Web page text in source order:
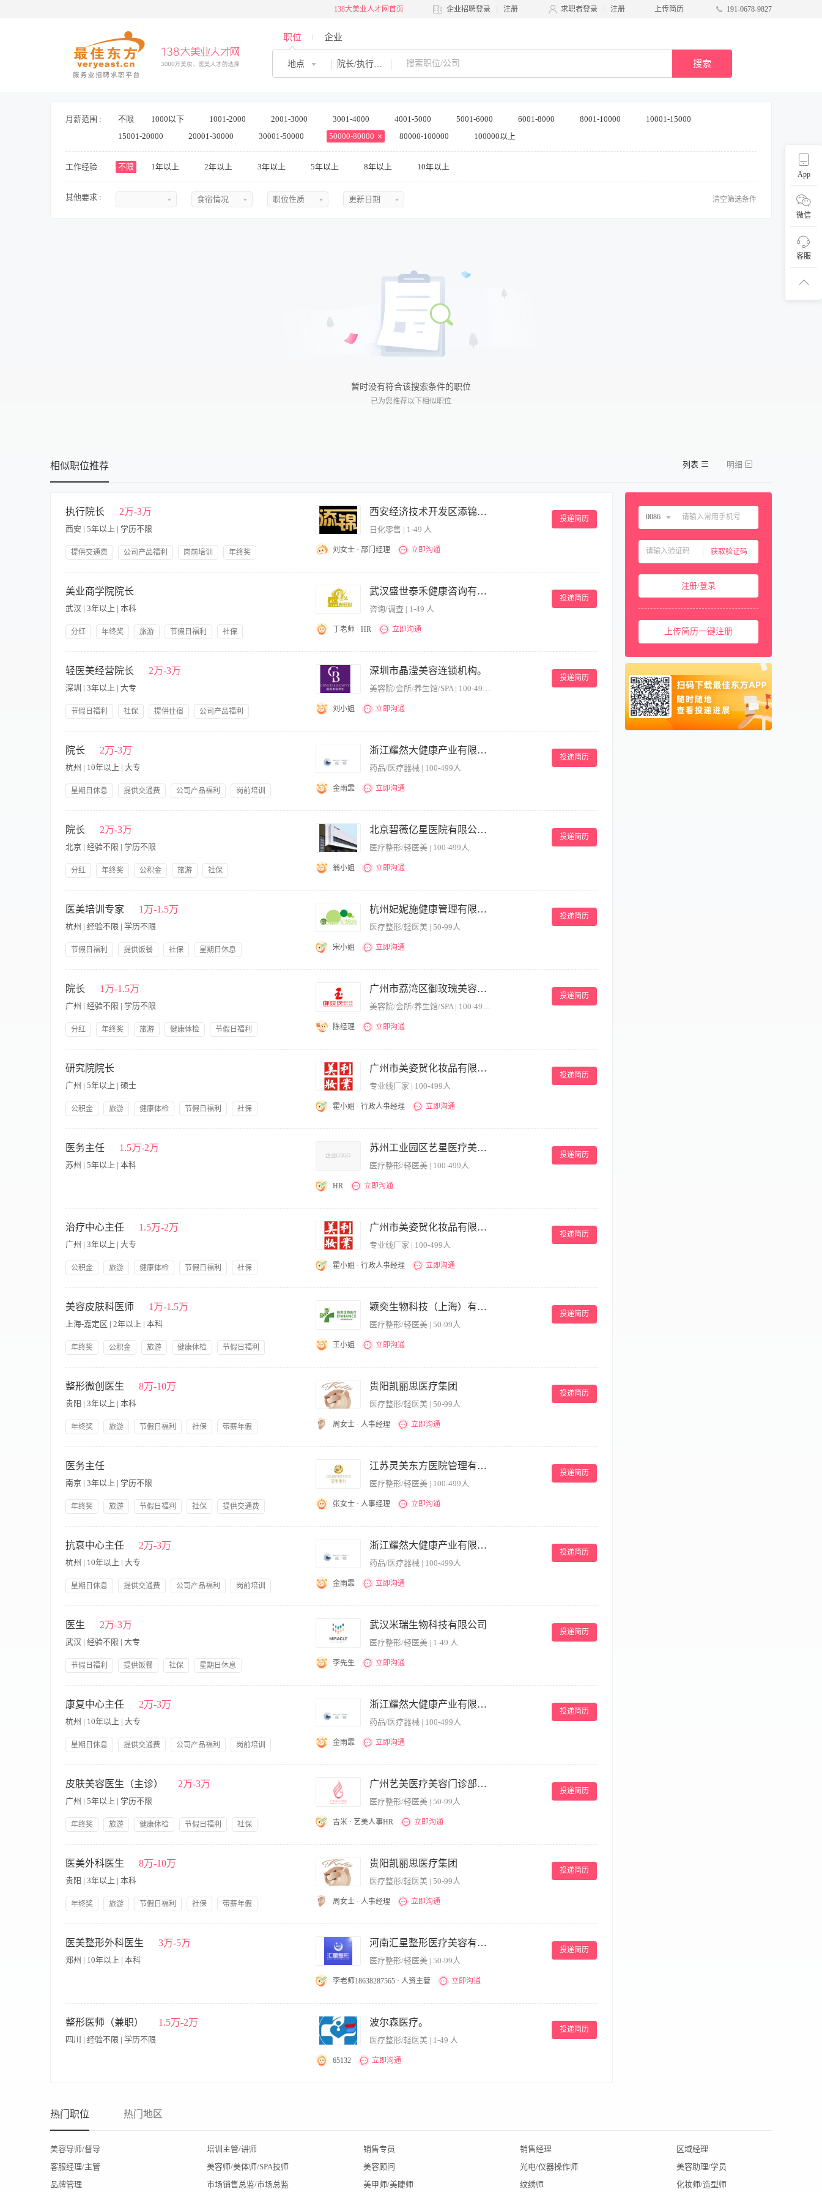
138大美业人才网首页 企业招聘登录 注册 求职者登录 注册 上传简历 191-0678-9827
职位 企业
地点 院长/执行院长 搜索
App
扫码
微信
客服
月薪范围 : 不限 1000以下 1001-2000 2001-3000 3001-4000 4001-5000 5001-6000 6001-8000 8001-10000
10001-15000
15001-20000
20001-30000 30001-50000 50000-80000 80000-100000 100000以上
工作经验 : 不限 1年以上 2年以上 3年以上 5年以上 8年以上 10年以上
其他要求 : 食宿情况 职位性质 更新日期 清空筛选条件
暂时没有符合该搜索条件的职位
已为您推荐以下相似职位
相似职位推荐
执行院长 2万-3万
西安 | 5年以上 | 学历不限
提供交通费 公司产品福利 岗前培训
年终奖
西安经济技术开发区添锦化妆品店.
日化零售 | 1-49 人
投递简历
刘女士 · 部门经理 立即沟通
和管理的任务； 3、具有较强的组织、协调能力、应变能力和学科建设能力，熟悉医疗法律法规； 4、有极强的宏观控制能力、组织协调能力和团队建议能力； 5、
美业商学院院长
武汉 | 3年以上 | 本科
分红 年终奖 旅游 节假日福利
社保
武汉盛世泰禾健康咨询有限公司
咨询/调查 | 1-49 人
投递简历
丁老师 · HR 立即沟通
解，对于美业领域有很深的沉淀，能够完成商学院的内部建设，并且带领商学院的发展不断壮大。
轻医美经营院长 2万-3万
深圳 | 3年以上 | 大专
节假日福利 社保 提供住宿
公司产品福利
深圳市晶滢美容连锁机构。
投递简历
刘小姐 立即沟通
先 2、了解医美/皮肤科/轻医美行业，熟悉光电仪器及微整形项目; 3、具备独立面诊接待顾客的能力，对皮肤项目及微整形项目熟知 5、语言表达能力好，头脑灵活，
处事果断聪颖6具有亲和力和团队精神，有上进心: 1、做好门店日常管理工作; 2、配合公司制定销售计划并辅助门店医护完成销售业绩: 3、协助公司组织员工参加相关
培训，考核: 4、配合区经理完成品项整合，顾客需求分析，制定公司年度运营规划: 5、完成公司交付的其他工作
院长 2万-3万
杭州 | 10年以上 | 大专
星期日休息 提供交通费 公司产品福利
岗前培训
浙江耀然大健康产业有限公司.
药品/医疗器械 | 100-499人
投递简历
金雨霏 立即沟通
础，熟练使用基本办公软件 3.10年以上同行同岗工作经验，无不良从业记录 4.年龄要求45周岁以下
院长 2万-3万
北京 | 经验不限 | 学历不限
分红 年终奖 公积金 旅游
社保
北京碧薇亿星医院有限公司。
医疗整形/轻医美 | 100-499人
投递简历
翁小姐 立即沟通
质量考核标准等各项医疗制度; 督促医疗法规、医疗规范的执行,监督医疗工作的开展; 负责组织临床
医美培训专家 1万-1.5万
杭州 | 经验不限 | 学历不限
节假日福利 提供饭餐 社保
星期日休息
杭州妃妮施健康管理有限公司
医疗整形/轻医美 | 50-99人
投递简历
宋小姐 立即沟通
善、提升。 4、负责对培训老师管理及考核。 5、跟进培训工作效果对培训工作进行改进。 职位要求： 1、要求精通医学美容知识，行业趋势，专业知识强。医美行业
五年以上。 2、能够独立创作美容企业需要的技术工作流程，能够独立编写培训及授课教案。3、热爱美容，形象佳，有丰富的授课及培训经验。 4、具有较好的团队
组织、协调及管理能力。 5、有同职位两年以上的工作经验。
院长 1万-1.5万
广州 | 经验不限 | 学历不限
分红 年终奖 旅游 健康体检
节假日福利
广州市荔湾区御玫瑰美容中心
投递简历
陈经理 立即沟通
研究院院长
广州 | 5年以上 | 硕士
公积金 旅游 健康体检 节假日福利
社保
广州市美姿贺化妆品有限公司
专业线厂家 | 100-499人
投递简历
霍小姐 · 行政人事经理 立即沟通
3、负责收集化妆品及医学方面的研究信息，负责各种科研项目管理； 4、负责研究院各项目过程管理和结题，资源调配，成果规划与管理； 5、负责生物医药类项目
经费管理； 6、负责研究院干细胞项目的建设和维护。 职位要求： 1、有5年以上美容行业运营管理经验； 2、具备良好的沟通能力，能承担公司内外经营和管理的任
务； 3、具有较强的组织、协调能力、应变能力和学科建设能力，熟悉医疗法律法规； 4、有极强的宏观控制能力、组织协调能力和团队建议能力； 5、具有良好的
医务主任 1.5万-2万
苏州 | 5年以上 | 本科
苏州工业园区艺星医疗美容门诊部有限公司
医疗整形/轻医美 | 100-499人
投递简历
HR 立即沟通
态化排查医疗、药品、器械、病历等合规风险，保障机构合法合规经营。 2. 政府对接迎检：独立对接卫健委、市场监管局等上级监管部门，负责日常报备、政策落
地、资料报送，统筹各类例行检查、飞行检查、专项督查的全程迎检、整改及复盘工作，熟练掌握医美监管核查标准。 3. 医疗业务管控：统筹机构医务日常工作，规
范术前评估、术中监督、术后随访、病历归档、耗材器械管理等全诊疗流程，严格审核高风险医美项目方案，严控医疗安全，规范医疗文书管理，杜绝医疗事故与合
规问题。 4. 团队统筹管理：负责医护、医务团队的日常管理、人员调配、绩效考核与梯队搭建，定期开展医疗合规、诊疗规范、风险应急等专项培训，提升团队专业
度与合规意识，规范团队工作秩序。 5. 风险纠纷处理：建立医疗风险预警机制，常态化开展安全排查，独立处理医美医疗投诉与医患纠纷，高效化解矛盾，降低机构
经营及品牌风险。 6. 其他工作：负责机构及医护人员资质备案、年审工作，联动各部门规范业务流程，平衡医疗安全与客户体验，完成上级交办的各项医务专项工
工作经验，熟悉医美机构全套医务运营流程，具备丰富的卫健委对接、官方迎检、合规整改实战经验。 3. 综合能力：具备成熟的团队管理、风险把控、纠纷处理能
力，熟悉医美行业监管政策及法律法规，原则性强、责任心强，具备优秀的统筹协调与问题解决能力。 4. 职业素养：工作严谨细致、执行力强，具备良好的职业操
治疗中心主任 1.5万-2万
广州 | 3年以上 | 大专
公积金 旅游 健康体检 节假日福利
社保
广州市美姿贺化妆品有限公司
专业线厂家 | 100-499人
投递简历
霍小姐 · 行政人事经理 立即沟通
公司的考核和监督，组织实施对所在治疗中心员工的考核和监督，确保中心安全和高效运营； 4.协助医院门诊制定合理的生物医疗流程、医疗安全保障措施，确保治
疗质量符合要求； 5.负责细胞治疗中心的客户关系维护、现有市场合作开发以及市场开发。
美容皮肤科医师 1万-1.5万
上海-嘉定区 | 2年以上 | 本科
年终奖 公积金 旅游 健康体检
节假日福利
颖奕生物科技（上海）有限公司
医疗整形/轻医美 | 50-99人
投递简历
王小姐 立即沟通
知识体系。 2.皮肤科仪器的操作熟练，产品的作用与仪器灵活的使用配合。 3.针剂注射类，如玻尿酸，胶原蛋白，线雕等。 4.医生资格证，执业证，皮肤科专业。
整形微创医生 8万-10万
贵阳 | 3年以上 | 本科
年终奖 旅游 节假日福利 社保
带薪年假
贵阳凯丽思医疗集团
医疗整形/轻医美 | 50-99人
投递简历
周女士 · 人事经理 立即沟通
供最专业咨询，解除顾客疑虑； 3、负责根据医院要求，认真做好病案等医疗文书记录；督促、检查、审定医疗文书； 4、指导、培训、监督各级员工，提升其院内综
合素质与专业能力； 5、对咨询师，市场部，服务部，护理部进行专业技术指导； 6、执行各项规章制度和技术操作规程，确保医疗安全，提高医疗质量；7、参与讨
论疑难病例； 8、对医疗纠纷（事故）进行前期处理，完成评估并提出专家处理建议；9、完成上级领导交办的其他工作。 任职资格： 1、本科及以上学历，临床或外
科专业，主治以上职称； 2、5年以上医学美容临床经验，三年以上无创微创美容经验。 3、具有良好的语言表达和沟通能力； 4、具有成熟的团队管理经验，形象
好，气质佳，男女不限。
医务主任
南京 | 3年以上 | 学历不限
年终奖 旅游 节假日福利 社保
提供交通费
江苏灵美东方医院管理有限公司
医疗整形/轻医美 | 100-499人
投递简历
张女士 · 人事经理 立即沟通
好相关医疗流程梳理 任职资格： 1.具备本行业相关工作经验 2.熟悉本地区卫生局相关行业政策 3.具备较强的沟通能力及应变能力
抗衰中心主任 2万-3万
杭州 | 10年以上 | 大专
星期日休息 提供交通费 公司产品福利
岗前培训
浙江耀然大健康产业有限公司.
药品/医疗器械 | 100-499人
投递简历
金雨霏 立即沟通
工作的准确性，并不断完善以提高服务质量。 任职要求： 1.优秀的职业素养和道德操守，强烈的事业心和责任感，团队协作能力强，工作严谨，高效务实。 2.大专及
以上学历，有医学/生物学理论基础，熟练使用基本办公软件 3.10年以上同行同岗工作经验，无不良从业记录 4.年龄要求45周岁以下
医生 2万-3万
武汉 | 经验不限 | 大专
节假日福利 提供饭餐 社保
星期日休息
武汉米瑞生物科技有限公司
医疗整形/轻医美 | 1-49 人
投递简历
李先生 立即沟通
的专业知识及公司产品知识的宣讲。 职位要求： 1、有医疗基础知识和医院临床工作经验，年龄在35-45之间； 2、形象好，亲和力强，沟通表达能力强； 3、有一定
康复中心主任 2万-3万
杭州 | 10年以上 | 大专
星期日休息 提供交通费 公司产品福利
岗前培训
浙江耀然大健康产业有限公司.
药品/医疗器械 | 100-499人
投递简历
金雨霏 立即沟通
保工作的准确性，并不断完善以提高服务质量。 任职要求： 1.优秀的职业素养和道德操守，强烈的事业心和责任感，团队协作能力强，工作严谨，高效务实。 2.大专
及以上学历，有医学/生物学理论基础，熟练使用基本办公软件 3.10年以上同行同岗工作经验，无不良从业记录 4.年龄要求45周岁以下
皮肤美容医生（主诊） 2万-3万
广州 | 5年以上 | 学历不限
年终奖 旅游 健康体检 节假日福利
社保
广州艺美医疗美容门诊部有限责任公司
医疗整形/轻医美 | 50-99人
投递简历
吉米 · 艺美人事HR 立即沟通
射，激光等各类仪器操作。 任职要求： 1、大专以上学历，具备美容外科主诊职称。 2、两年以上皮肤美容或微整形、激光美容临床工作经验。 3、熟悉医疗美容行
业，熟悉微整形者优先。 4、良好的职业形象及沟通能力，具备良好的职业操守。 薪资标准：1.5万-3万+（加提成） 公司福利： 1、购买社保+意外险； 2、节假日福
利发放+不定时下午茶； 3、入职满一年有5天带薪年假，以N+1方式递增； 4、吃喝玩乐拿礼物的生日会； 5、有竞争力的薪资体系，让你在这里有付出就会有收
获； 6、每年递增工龄工资，满一年+300/月、满两年+600/月、满三年+900/月 以此递增。 7、公司出资支持不定期团建、旅游，公司氛围超级好；
医美外科医生 8万-10万
贵阳 | 3年以上 | 本科
年终奖 旅游 节假日福利 社保
带薪年假
贵阳凯丽思医疗集团
医疗整形/轻医美 | 50-99人
投递简历
周女士 · 人事经理 立即沟通
供最专业咨询，解除顾客疑虑； 3、负责根据医院要求，认真做好病案等医疗文书记录；督促、检查、审定医疗文书； 4、指导、培训、监督各级员工，提升其院内综
合素质与专业能力； 5、对咨询师，市场部，服务部，护理部进行专业技术指导； 6、执行各项规章制度和技术操作规程，确保医疗安全，提高医疗质量；7、参与讨
论疑难病例； 8、对医疗纠纷（事故）进行前期处理，完成评估并提出专家处理建议；9、完成上级领导交办的其他工作。 任职资格： 1、本科及以上学历，临床或外
科专业，副主任以上职称； 2、5年以上医学美容临床经验，三年以上无创美容经验，擅长微创、注射等综合型医生。 3、具有良好的语言表达和沟通能力； 4、具有
医美整形外科医生 3万-5万
郑州 | 10年以上 | 本科
河南汇星整形医疗美容有限公司
医疗整形/轻医美 | 50-99人
投递简历
李老师18638287565 · 人资主管 立即沟通
进行顾客答疑、方案设计与术后跟进，提升顾客满意度； 4.参与机构医疗技术培训、案例研讨与流程优化； 5.配合机构进行医生IP内容输出，包括但不限于专业知识
分享、案例展示、线上互动等，助力机构品牌引流与客户积累； 6.遵守医疗规范，完成相关医疗文书书写与记录。 任职要求： 1.持有《医师资格证书》《医师执业证
书》，执业范围需符合相关要求，具备主诊医师资格者优先； 2.具有3年以上整形外科或相关领域临床经验，能独立开展项目； 3.具备面部年轻化、轮廓整形等项目操
作经验者优先，或在某一细分项目领域（如眼鼻、胸部、脂肪体雕等）有突出专长； 4.具有良好的审美素养、沟通能力与客户服务意识； 5.具备团队协作精神，能积
极配合咨询与运营工作； 6.有参与医生IP打造、新媒体内容创作或线上线下获客经验者优先考虑。 我们提供：​ 具竞争力的薪酬体系（面议）、专业技术支持、清晰的
整形医师（兼职） 1.5万-2万
四川 | 经验不限 | 学历不限
波尔森医疗。
医疗整形/轻医美 | 1-49 人
投递简历
65132 立即沟通
列表 明细
0086
获取验证码
注册/登录
上传简历一键注册
中国大陆 0086
中国澳门 00853
西班牙
泰国 0066
柬埔寨 00855
00971
热门职位 热门地区
美容导师/督导 培训主管/讲师 销售专员 销售经理
区域经理
客服经理/主管
美容师/美体师/SPA技师 美容顾问 光电/仪器操作师
美容助理/学员
品牌管理
市场销售总监/市场总监 美甲师/美睫师 纹绣师 化妆师/造型师